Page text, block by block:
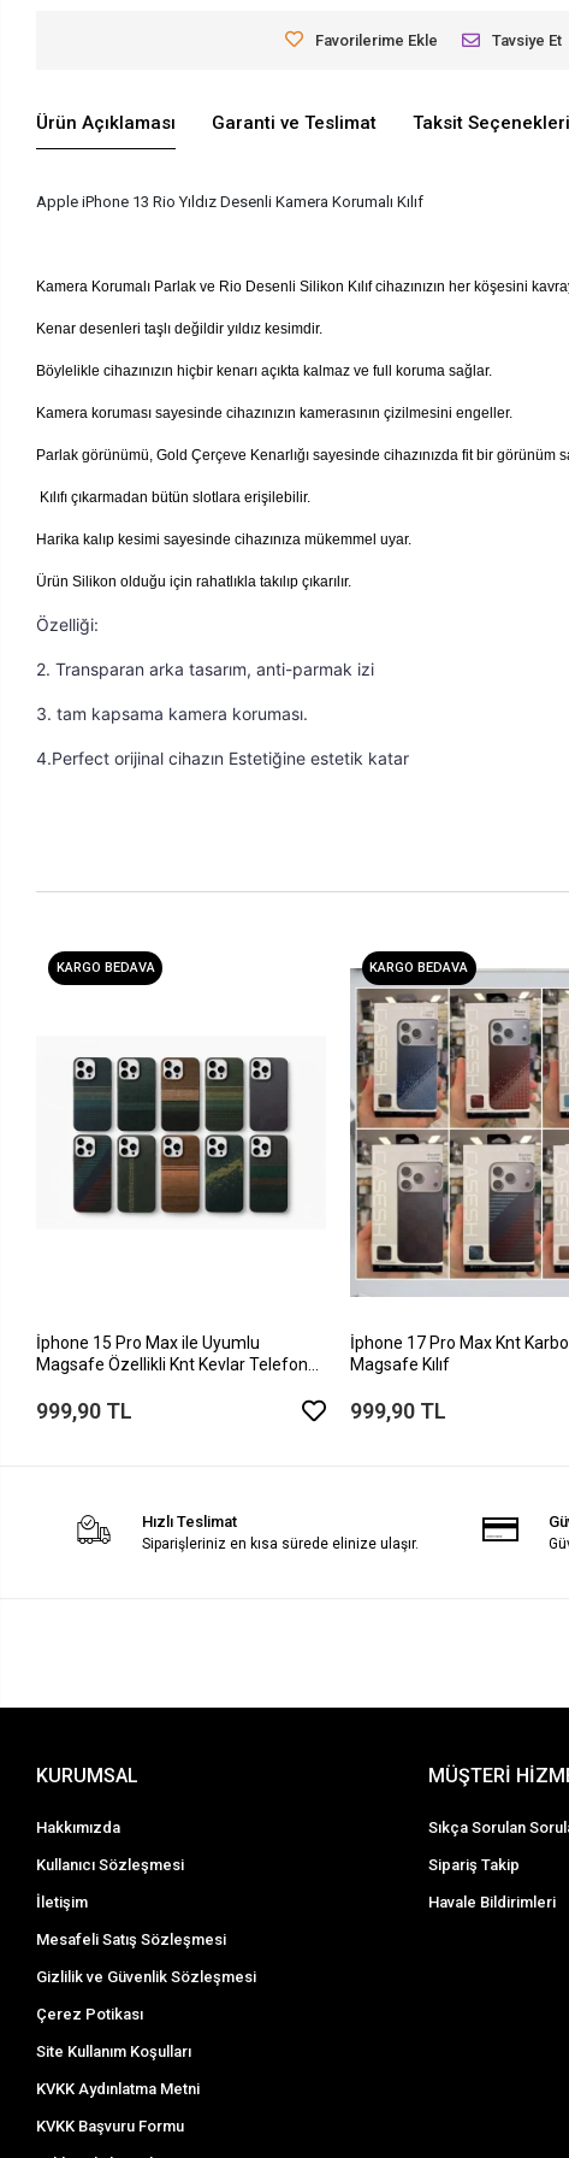
Favorilerime Ekle Tavsiye Et
Ürün Açıklaması Garanti ve Teslimat Taksit Seçenekleri
Apple iPhone 13 Rio Yıldız Desenli Kamera Korumalı Kılıf
Kamera Korumalı Parlak ve Rio Desenli Silikon Kılıf cihazınızın her köşesini
Kenar desenleri taşlı değildir yıldız kesimdir.
Böylelikle cihazınızın hiçbir kenarı açıkta kalmaz ve full koruma sağlar.
Kamera koruması sayesinde cihazınızın kamerasının çizilmesini engeller.
Parlak görünümü, Gold Çerçeve Kenarlığı sayesinde cihazınızda fit bir görünüm
Kılıfı çıkarmadan bütün slotlara erişilebilir.
Harika kalıp kesimi sayesinde cihazınıza mükemmel uyar.
Ürün Silikon olduğu için rahatlıkla takılıp çıkarılır.
Özelliği:
2. Transparan arka tasarım, anti-parmak izi
3. tam kapsama kamera koruması.
4.Perfect orijinal cihazın Estetiğine estetik katar
KARGO BEDAVA
İphone 15 Pro Max ile Uyumlu
Magsafe Özellikli Knt Kevlar Telefon
999,90 TL
KARGO BEDAVA
İphone 17 Pro Max Knt
Magsafe Kılıf
999,90 TL
Hızlı Teslimat
Siparişleriniz en kısa sürede elinize ulaşır.
KURUMSAL
Hakkımızda
Kullanıcı Sözleşmesi
İletişim
Mesafeli Satış Sözleşmesi
Gizlilik ve Güvenlik Sözleşmesi
Çerez Potikası
Site Kullanım Koşulları
KVKK Aydınlatma Metni
KVKK Başvuru Formu
MÜŞTERİ
Sıkça Sorulan
Sipariş Takip
Havale Bildirimleri